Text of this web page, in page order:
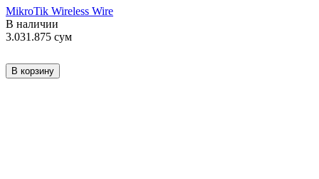
MikroTik Wireless Wire
В наличии
3.031.875 сум
В корзину